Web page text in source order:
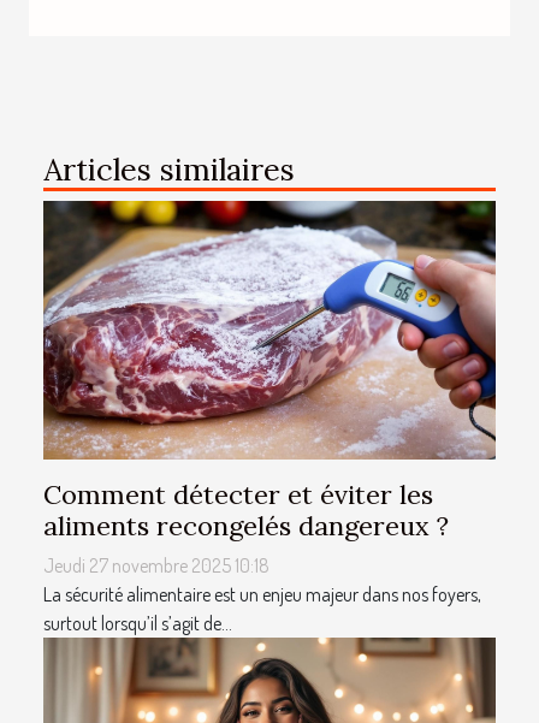
Articles similaires
Comment détecter et éviter les
aliments recongelés dangereux ?
Jeudi 27 novembre 2025 10:18
La sécurité alimentaire est un enjeu majeur dans nos foyers,
surtout lorsqu’il s’agit de...